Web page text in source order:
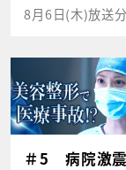
8月6日(木)放送分
＃5 病院激